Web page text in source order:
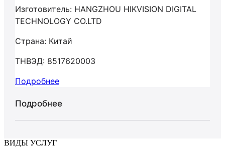
Изготовитель: HANGZHOU HIKVISION DIGITAL
TECHNOLOGY CO.LTD
Страна: Китай
ТНВЭД: 8517620003
Подробнее
Подробнее
ВИДЫ УСЛУГ